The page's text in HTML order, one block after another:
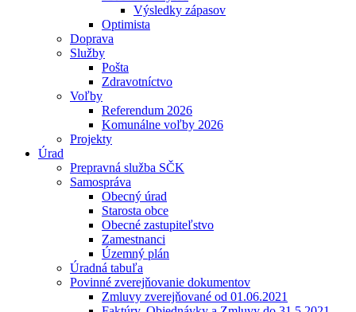
Výsledky zápasov
Optimista
Doprava
Služby
Pošta
Zdravotníctvo
Voľby
Referendum 2026
Komunálne voľby 2026
Projekty
Úrad
Prepravná služba SČK
Samospráva
Obecný úrad
Starosta obce
Obecné zastupiteľstvo
Zamestnanci
Územný plán
Úradná tabuľa
Povinné zverejňovanie dokumentov
Zmluvy zverejňované od 01.06.2021